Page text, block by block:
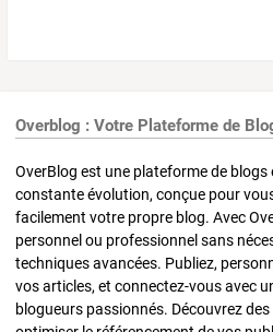
Overblog : Votre Plateforme de
OverBlog est une plateforme de blogs
constante évolution, conçue pour
facilement votre propre blog. Avec
personnel ou professionnel sans
techniques avancées. Publiez,
vos articles, et connectez-vous avec
blogueurs passionnés. Découvrez